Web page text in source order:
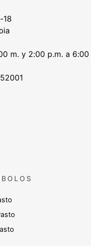
18
m. y 2:00 p.m. a 6:00